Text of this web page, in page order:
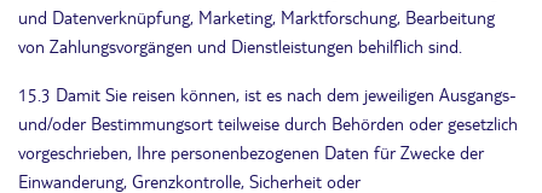
und Datenverknüpfung, Marketing, Marktforschung, Bearbeitung
von Zahlungsvorgängen und Dienstleistungen behilflich sind.
15.3 Damit Sie reisen können, ist es nach dem jeweiligen Ausgangs-
und/oder Bestimmungsort teilweise durch Behörden oder gesetzlich
vorgeschrieben, Ihre personenbezogenen Daten für Zwecke der
Einwanderung, Grenzkontrolle, Sicherheit oder